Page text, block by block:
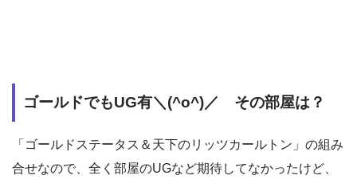
ゴールドでもUG有＼(^o^)／ その部屋は？
「ゴールドステータス＆天下のリッツカールトン」の組み
合せなので、全く部屋のUGなど期待してなかったけど、